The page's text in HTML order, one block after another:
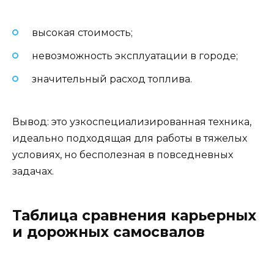
высокая стоимость;
невозможность эксплуатации в городе;
значительный расход топлива.
Вывод: это узкоспециализированная техника,
идеально подходящая для работы в тяжелых
условиях, но бесполезная в повседневных
задачах.
Таблица сравнения карьерных
и дорожных самосвалов